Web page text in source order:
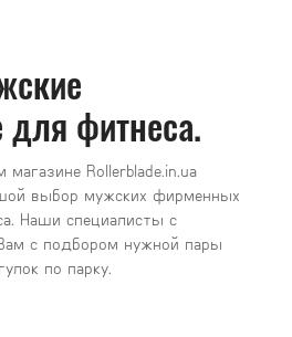
для фитнеса.
Rollerblade.in.ua
выбор мужских фирменных
Наши специалисты с
с подбором нужной пары
по парку.